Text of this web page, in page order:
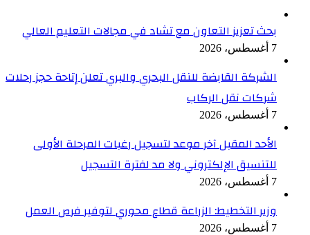
بحث تعزيز التعاون مع تشاد في مجالات التعليم العالي
7 أغسطس، 2026
الشركة القابضة للنقل البحري والبري تعلن إتاحة حجز رحلات
شركات نقل الركاب
7 أغسطس، 2026
الأحد المقبل آخر موعد لتسجيل رغبات المرحلة الأولى
للتنسيق الإلكتروني ولا مد لفترة التسجيل
7 أغسطس، 2026
وزير التخطيط: الزراعة قطاع محوري لتوفير فرص العمل
7 أغسطس، 2026